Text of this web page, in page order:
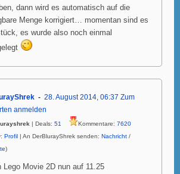
dann wird es automatisch auf die
Menge korrigiert… momentan sind es
es wurde also noch einmal
28. August 2014, 06:37 Zum
anmelden
| Deals: 51 Kommentare: 7620
Profil | An DerBlurayShrek senden: Nachricht /
)
Lego Movie 2D nun auf 11.25